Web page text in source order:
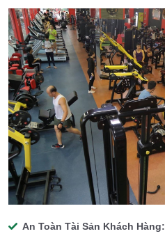
An Toàn Tài Sản Khách Hàng: